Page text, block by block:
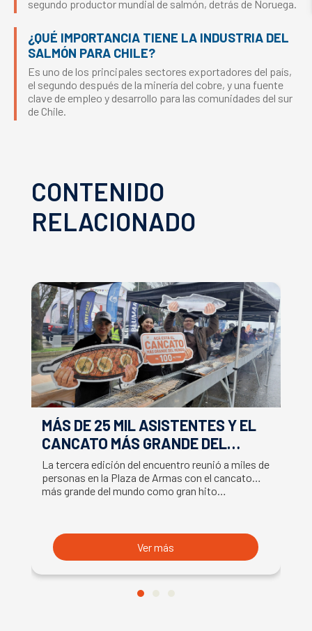
segundo productor mundial de salmón, detrás de Noruega.
¿QUÉ IMPORTANCIA TIENE LA INDUSTRIA DEL
SALMÓN PARA CHILE?
Es uno de los principales sectores exportadores del país,
el segundo después de la minería del cobre, y una fuente
clave de empleo y desarrollo para las comunidades del sur
de Chile.
CONTENIDO
RELACIONADO
MÁS DE 25 MIL ASISTENTES Y EL
CANCATO MÁS GRANDE DEL
MUNDO MARCAN EXITOSO CIERRE
DE LA SEMANA DEL SALMÓN
La tercera edición del encuentro reunió a miles de
personas en la Plaza de Armas con el cancato
más grande del mundo como gran hito…
Ver más